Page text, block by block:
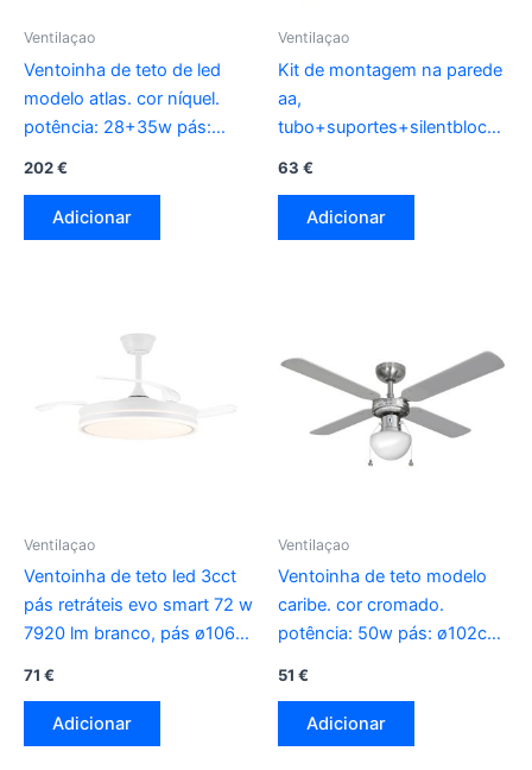
Ventilaçao
Ventoinha de teto de led
modelo atlas. cor níquel.
potência: 28+35w pás:
202€
Adicionar
Ventilaçao
Kit de montagem na parede
aa,
63 €
Adicionar
Ventilaçao
Ventoinha de teto led 3cct
pás retráteis evo smart 72 w
7920 lm branco, pás ø106
71 €
Adicionar
Ventilaçao
Ventoinha de teto modelo
caribe. cor cromado.
potência: 50w pás: ø102cm
51 €
Adicionar